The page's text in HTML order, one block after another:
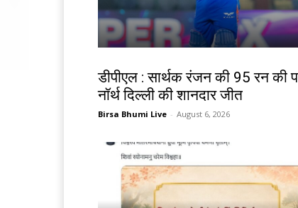
डीपीएल : सार्थक रंजन की 95 रन की
नॉर्थ दिल्ली की शानदार जीत
Birsa Bhumi Live - August 6, 2026